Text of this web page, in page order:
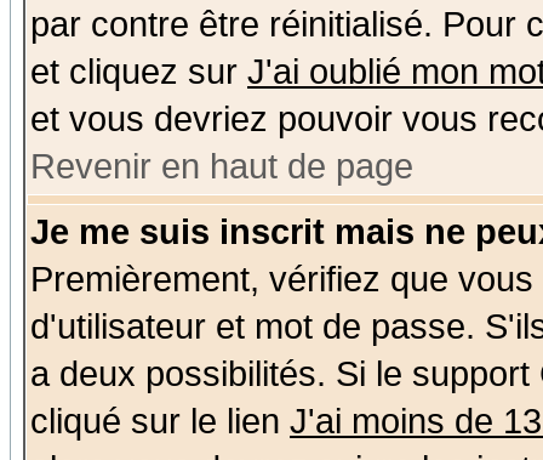
par contre être réinitialisé. Pour
et cliquez sur J'ai oublié mon
et vous devriez pouvoir vous
Revenir en haut de page
Je me suis inscrit mais ne
Premièrement, vérifiez que
d'utilisateur et mot de passe.
a deux possibilités. Si le
cliqué sur le lien J'ai moins de